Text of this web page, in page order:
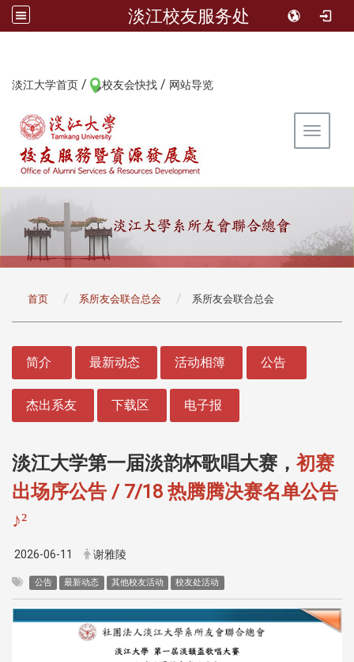
淡江校友服务处
淡江大学首页 / 校友会快找 / 网站导览
Toggle
首页 系所友会联合总会 系所友会联合总会
简介 最新动态 活动相簿 公告
杰出系友 下载区 电子报
淡江大学第一届淡韵杯歌唱大赛， 初赛
出场序公告 / 7/18 热腾腾决赛名单公告
♪²
2026-06-11 谢雅陵
公告 最新动态 其他校友活动 校友处活动